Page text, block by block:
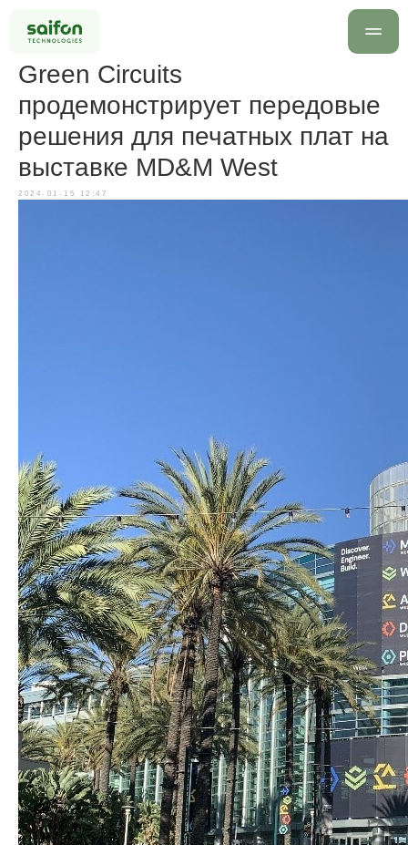
Green Circuits
продемонстрирует передовые
решения для печатных плат на
выставке MD&M West
2024-01-15 12:47